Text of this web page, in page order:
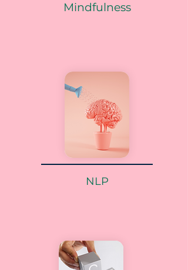
NLP
Mindfulness